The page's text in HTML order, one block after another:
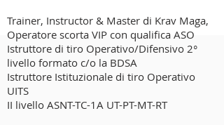
Trainer, Instructor & Master di Krav Maga,
Operatore scorta VIP con qualifica ASO
Istruttore di tiro Operativo/Difensivo 2°
livello formato c/o la BDSA
Istruttore Istituzionale di tiro Operativo
UITS
II livello ASNT-TC-1A UT-PT-MT-RT